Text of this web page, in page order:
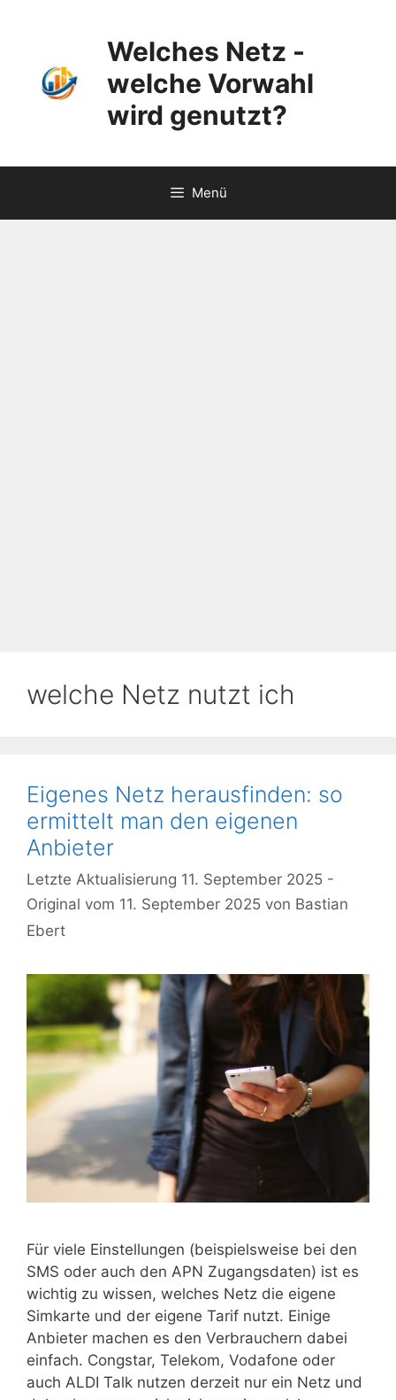
Welches Netz -
welche Vorwahl
wird genutzt?
Menü
welche Netz nutzt ich
Eigenes Netz herausfinden: so
ermittelt man den eigenen
Anbieter
11. September 2025
11. September 2025 von Bastian
Ebert
Für viele Einstellungen (beispielsweise bei den
SMS oder auch den APN Zugangsdaten) ist es
wichtig zu wissen, welches Netz die eigene
Simkarte und der eigene Tarif nutzt. Einige
Anbieter machen es den Verbrauchern dabei
einfach. Congstar, Telekom, Vodafone oder
auch ALDI Talk nutzen derzeit nur ein Netz und